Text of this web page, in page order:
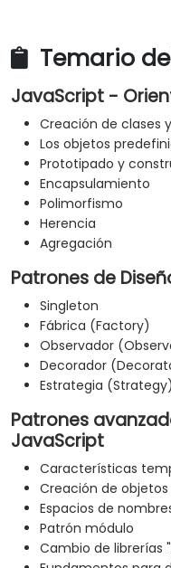
Temario
JavaScript -
Creación de clases
Los objetos
Prototipado y
Encapsulamiento
Polimorfismo
Herencia
Agregación
Patrones de
Singleton
Fábrica (Factory)
Observador
Decorador
Estrategia (Strategy)
Patrones
JavaScript
Características
Creación de
Espacios de
Patrón módulo
Cambio de librerías